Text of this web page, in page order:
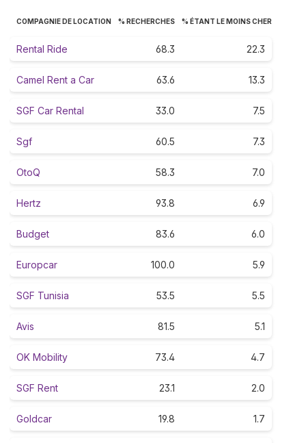
COMPAGNIE DE LOCATION % RECHERCHES % ÉTANT LE MOINS CHER
Rental Ride 68.3 22.3
Camel Rent a Car 63.6 13.3
SGF Car Rental 33.0 7.5
Sgf 60.5 7.3
OtoQ 58.3 7.0
Hertz 93.8 6.9
Budget 83.6 6.0
Europcar 100.0 5.9
SGF Tunisia 53.5 5.5
Avis 81.5 5.1
OK Mobility 73.4 4.7
SGF Rent 23.1 2.0
Goldcar 19.8 1.7